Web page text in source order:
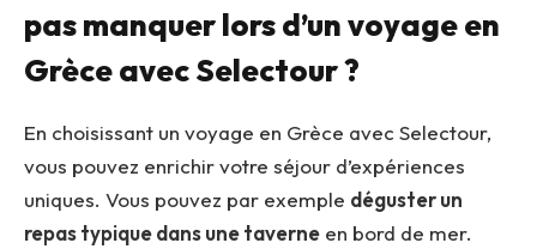
pas manquer lors d’un voyage en
Grèce avec Selectour ?
En choisissant un voyage en Grèce avec Selectour,
vous pouvez enrichir votre séjour d’expériences
uniques. Vous pouvez par exemple déguster un
repas typique dans une taverne en bord de mer.